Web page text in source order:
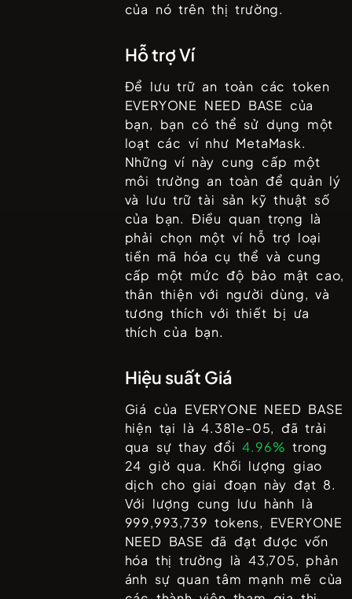
của nó trên thị trường.
Hỗ trợ Ví
Để lưu trữ an toàn các token
EVERYONE NEED BASE của
bạn, bạn có thể sử dụng một
loạt các ví như MetaMask.
Những ví này cung cấp một
môi trường an toàn để quản lý
và lưu trữ tài sản kỹ thuật số
của bạn. Điều quan trọng là
phải chọn một ví hỗ trợ loại
tiền mã hóa cụ thể và cung
cấp một mức độ bảo mật cao,
thân thiện với người dùng, và
tương thích với thiết bị ưa
thích của bạn.
Hiệu suất Giá
Giá của EVERYONE NEED BASE
hiện tại là4.381e-05, đã trải
qua sự thay đổi4.96% trong
24 giờ qua. Khối lượng giao
dịch cho giai đoạn này đạt 8.
Với lượng cung lưu hành là
999,993,739tokens, EVERYONE
NEED BASE đã đạt được vốn
hóa thị trường là43,705, phản
ánh sự quan tâm mạnh mẽ của